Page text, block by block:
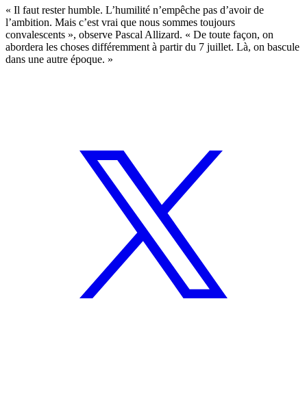
« Il faut rester humble. L’humilité n’empêche pas d’avoir de
l’ambition. Mais c’est vrai que nous sommes toujours
convalescents », observe Pascal Allizard. « De toute façon, on
abordera les choses différemment à partir du 7 juillet. Là, on bascule
dans une autre époque. »